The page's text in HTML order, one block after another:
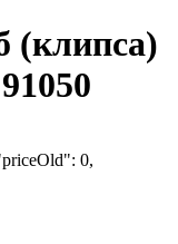
(клипса)
0,